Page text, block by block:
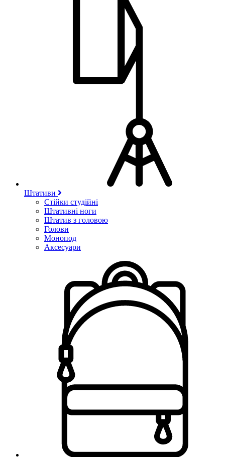
Штативи
Стійки студійні
Штативні ноги
Штатив з головою
Голови
Монопод
Аксесуари